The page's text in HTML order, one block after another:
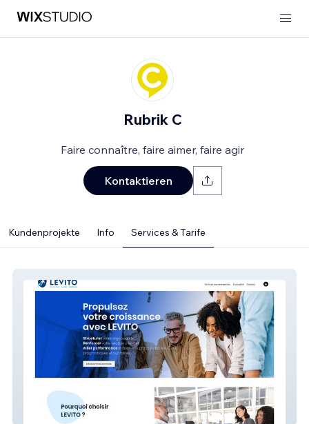
Rubrik C
Faire connaître, faire aimer, faire agir
Kontaktieren
Kundenprojekte Info Services & Tarife
LEVITO